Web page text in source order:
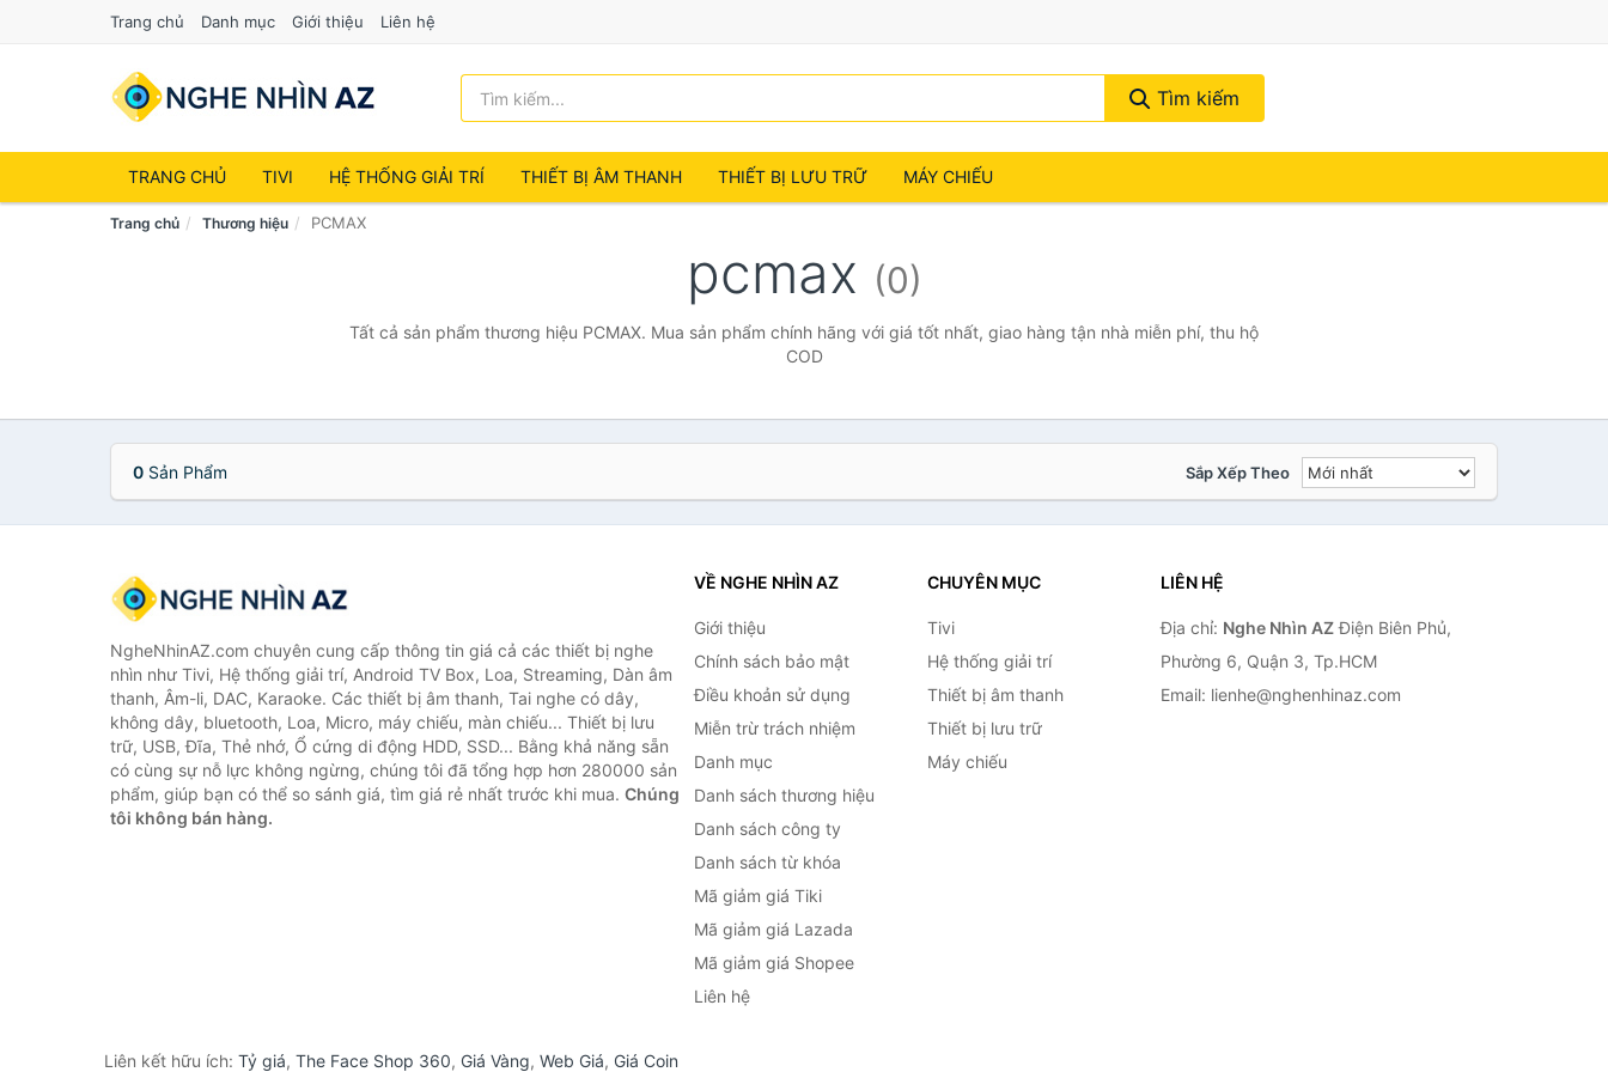
Trang chủ Danh mục Giới thiệu Liên hệ
Tìm kiếm
TRANG CHỦ TIVI HỆ THỐNG GIẢI TRÍ THIẾT BỊ ÂM THANH THIẾT BỊ LƯU TRỮ MÁY CHIẾU
Trang chủ Thương hiệu PCMAX
pcmax (0)
Tất cả sản phẩm thương hiệu PCMAX. Mua sản phẩm chính hãng với giá tốt nhất, giao hàng tận nhà miễn phí, thu hộ
COD
0 Sản Phẩm Sắp Xếp Theo
NgheNhinAZ.com chuyên cung cấp thông tin giá cả các thiết bị nghe
nhìn như Tivi, Hệ thống giải trí, Android TV Box, Loa, Streaming, Dàn âm
thanh, Âm-li, DAC, Karaoke. Các thiết bị âm thanh, Tai nghe có dây,
không dây, bluetooth, Loa, Micro, máy chiếu, màn chiếu... Thiết bị lưu
trữ, USB, Đĩa, Thẻ nhớ, Ổ cứng di động HDD, SSD... Bằng khả năng sẵn
có cùng sự nỗ lực không ngừng, chúng tôi đã tổng hợp hơn 280000 sản
phẩm, giúp bạn có thể so sánh giá, tìm giá rẻ nhất trước khi mua. Chúng
tôi không bán hàng.
VỀ NGHE NHÌN AZ
Giới thiệu
Chính sách bảo mật
Điều khoản sử dụng
Miễn trừ trách nhiệm
Danh mục
Danh sách thương hiệu
Danh sách công ty
Danh sách từ khóa
Mã giảm giá Tiki
Mã giảm giá Lazada
Mã giảm giá Shopee
Liên hệ
CHUYÊN MỤC
Tivi
Hệ thống giải trí
Thiết bị âm thanh
Thiết bị lưu trữ
Máy chiếu
LIÊN HỆ
Địa chỉ: Nghe Nhìn AZĐiện Biên Phủ,
Phường 6, Quận 3, Tp.HCM
Email: lienhe@nghenhinaz.com
Liên kết hữu ích: Tỷ giá, The Face Shop 360, Giá Vàng, Web Giá, Giá Coin